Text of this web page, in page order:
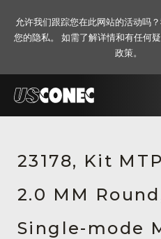
解决方案
产品
资源
23178, Kit
2.0 MM
Single-mode
允许我们跟踪您在此网站的活动吗
您的隐私。 如需了解详情和有任何
政策。